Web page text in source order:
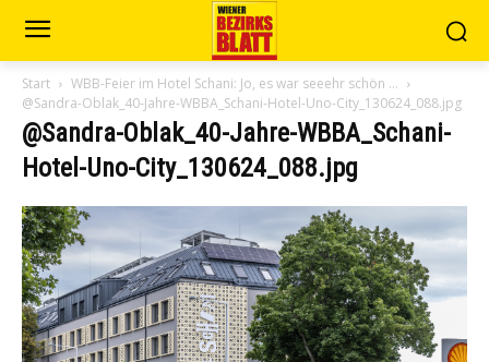
Start
WBB-Feier im Hotel Schani: Jo, es war seeehr schön …
@Sandra-Oblak_40-Jahre-WBBA_Schani-Hotel-Uno-City_130624_088.jpg
@Sandra-Oblak_40-Jahre-WBBA_Schani-
Hotel-Uno-City_130624_088.jpg